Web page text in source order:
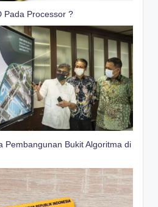
Pada Processor ?
Pembangunan Bukit Algoritma di